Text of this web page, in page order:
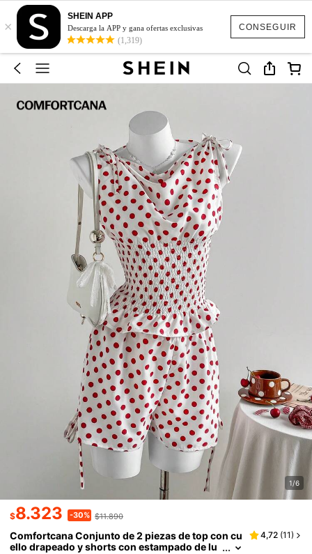
CONSEGUIR
×
SHEIN APP
Descarga la APP y gana ofertas exclusivas
(1,319)
1/6
$8.323 -30% $11.890
Comfortcana Conjunto de 2 piezas de top con cu
ello drapeado y shorts con estampado de lu
4,72 (11)